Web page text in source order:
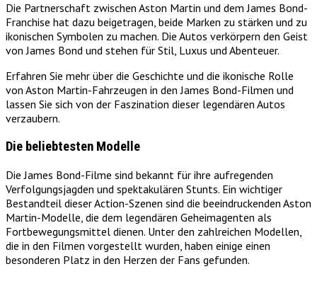
Die Partnerschaft zwischen Aston Martin und dem James Bond-
Franchise hat dazu beigetragen, beide Marken zu stärken und zu
ikonischen Symbolen zu machen. Die Autos verkörpern den Geist
von James Bond und stehen für Stil, Luxus und Abenteuer.
Erfahren Sie mehr über die Geschichte und die ikonische Rolle
von Aston Martin-Fahrzeugen in den James Bond-Filmen und
lassen Sie sich von der Faszination dieser legendären Autos
verzaubern.
Die beliebtesten Modelle
Die James Bond-Filme sind bekannt für ihre aufregenden
Verfolgungsjagden und spektakulären Stunts. Ein wichtiger
Bestandteil dieser Action-Szenen sind die beeindruckenden Aston
Martin-Modelle, die dem legendären Geheimagenten als
Fortbewegungsmittel dienen. Unter den zahlreichen Modellen,
die in den Filmen vorgestellt wurden, haben einige einen
besonderen Platz in den Herzen der Fans gefunden.